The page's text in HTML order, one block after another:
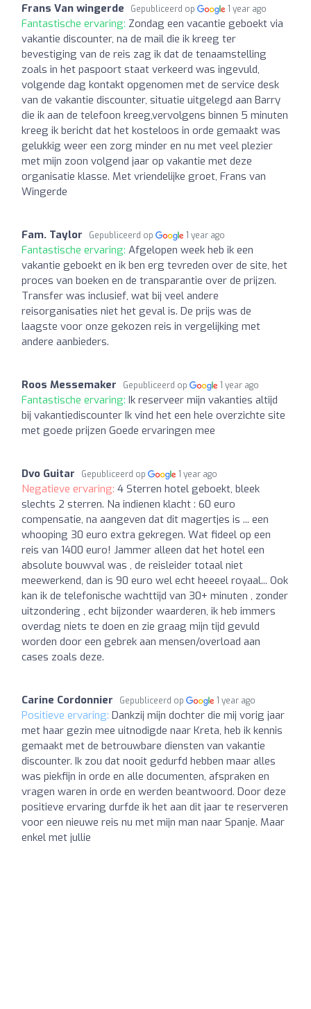
Frans Van wingerde Gepubliceerd op 1 year ago
Fantastische ervaring: Zondag een vacantie geboekt via
vakantie discounter, na de mail die ik kreeg ter
bevestiging van de reis zag ik dat de tenaamstelling
zoals in het paspoort staat verkeerd was ingevuld,
volgende dag kontakt opgenomen met de service desk
van de vakantie discounter, situatie uitgelegd aan Barry
die ik aan de telefoon kreeg,vervolgens binnen 5 minuten
kreeg ik bericht dat het kosteloos in orde gemaakt was
gelukkig weer een zorg minder en nu met veel plezier
met mijn zoon volgend jaar op vakantie met deze
organisatie klasse. Met vriendelijke groet, Frans van
Wingerde
Fam. Taylor Gepubliceerd op 1 year ago
Fantastische ervaring: Afgelopen week heb ik een
vakantie geboekt en ik ben erg tevreden over de site, het
proces van boeken en de transparantie over de prijzen.
Transfer was inclusief, wat bij veel andere
reisorganisaties niet het geval is. De prijs was de
laagste voor onze gekozen reis in vergelijking met
andere aanbieders.
Roos Messemaker Gepubliceerd op 1 year ago
Fantastische ervaring: Ik reserveer mijn vakanties altijd
bij vakantiediscounter Ik vind het een hele overzichte site
met goede prijzen Goede ervaringen mee
Dvo Guitar Gepubliceerd op 1 year ago
Negatieve ervaring: 4 Sterren hotel geboekt, bleek
slechts 2 sterren. Na indienen klacht : 60 euro
compensatie, na aangeven dat dit magertjes is ... een
whooping 30 euro extra gekregen. Wat fideel op een
reis van 1400 euro! Jammer alleen dat het hotel een
absolute bouwval was , de reisleider totaal niet
meewerkend, dan is 90 euro wel echt heeeel royaal... Ook
kan ik de telefonische wachttijd van 30+ minuten , zonder
uitzondering , echt bijzonder waarderen, ik heb immers
overdag niets te doen en zie graag mijn tijd gevuld
worden door een gebrek aan mensen/overload aan
cases zoals deze.
Carine Cordonnier Gepubliceerd op 1 year ago
Positieve ervaring: Dankzij mijn dochter die mij vorig jaar
met haar gezin mee uitnodigde naar Kreta, heb ik kennis
gemaakt met de betrouwbare diensten van vakantie
discounter. Ik zou dat nooit gedurfd hebben maar alles
was piekfijn in orde en alle documenten, afspraken en
vragen waren in orde en werden beantwoord. Door deze
positieve ervaring durfde ik het aan dit jaar te reserveren
voor een nieuwe reis nu met mijn man naar Spanje. Maar
enkel met jullie